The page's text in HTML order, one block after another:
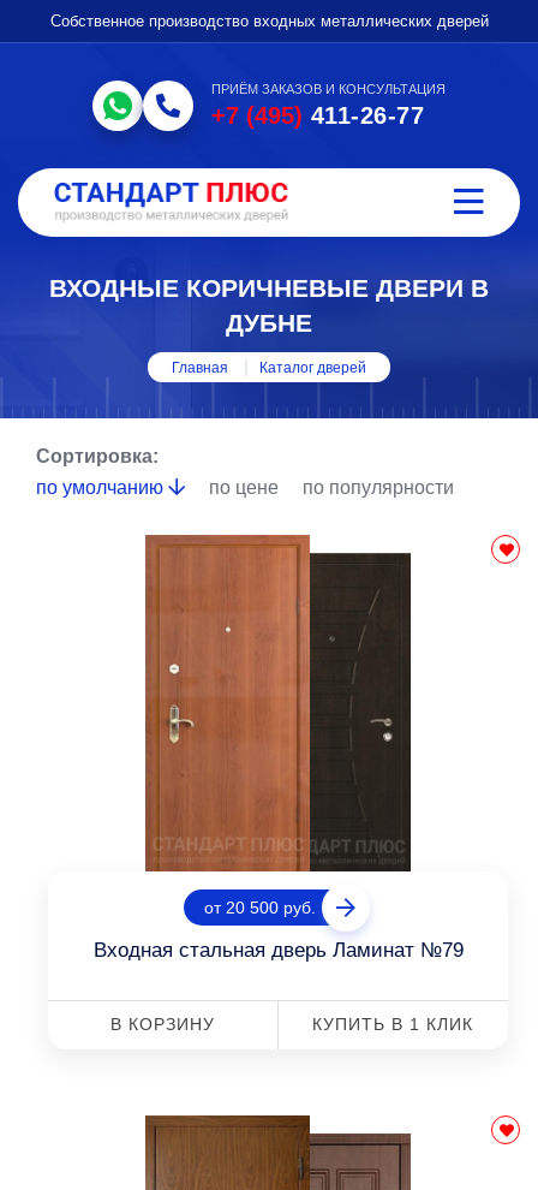
Собственное производство входных металлических дверей
ПРИЁМ ЗАКАЗОВ И КОНСУЛЬТАЦИЯ
+7 (495) 411-26-77
ВХОДНЫЕ КОРИЧНЕВЫЕ ДВЕРИ В
ДУБНЕ
Главная Каталог дверей
Сортировка:
по умолчанию
по цене по популярности
от 20 500 руб.
Входная стальная дверь Ламинат №79
В КОРЗИНУ КУПИТЬ В 1 КЛИК